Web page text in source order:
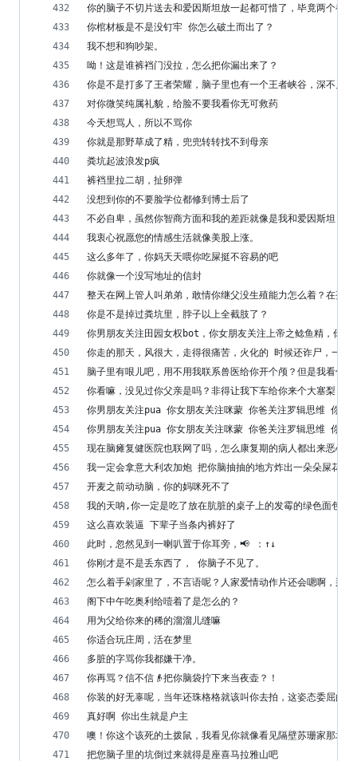
你的脑子不切片送去和爱因斯坦放一起都可惜了，毕竟两个都是
你棺材板是不是没钉牢 你怎么破土而出了？
我不想和狗吵架。
呦！这是谁裤裆门没拉，怎么把你漏出来了？
你是不是打多了王者荣耀，脑子里也有一个王者峡谷，深不见底
对你微笑纯属礼貌，给脸不要我看你无可救药
今天想骂人，所以不骂你
你就是那野草成了精，兜兜转转找不到母亲
粪坑起波浪发p疯
裤裆里拉二胡，扯卵弹
没想到你的不要脸学位都修到博士后了
不必自卑，虽然你智商方面和我的差距就像是我和爱因斯坦，
我衷心祝愿您的情感生活就像美股上涨。
这么多年了，你妈天天喂你吃屎挺不容易的吧
你就像一个没写地址的信封
整天在网上管人叫弟弟，敢情你继父没生殖能力怎么着？在孤
你是不是掉过粪坑里，脖子以上全截肢了？
你男朋友关注田园女权bot，你女朋友关注上帝之鲶鱼精，你
你走的那天，风很大，走得很痛苦，火化的 时候还诈尸，一
脑子里有哏儿吧，用不用我联系兽医给你开个颅？但是我看你
你看嘛，没见过你父亲是吗？非得让我下车给你来个大塞梨，
你男朋友关注pua 你女朋友关注咪蒙 你爸关注罗辑思维 你
你男朋友关注pua 你女朋友关注咪蒙 你爸关注罗辑思维 你
现在脑瘫复健医院也联网了吗，怎么康复期的病人都出来恶心人
我一定会拿意大利农加炮 把你脑抽抽的地方炸出一朵朵屎花
开麦之前动动脑，你的妈咪死不了
我的天呐,你一定是吃了放在肮脏的桌子上的发霉的绿色面包,
这么喜欢装逼 下辈子当条内裤好了
此时，忽然见到一喇叭置于你耳旁，📢 ：↑↓
你刚才是不是丢东西了， 你脑子不见了。
怎么着手剁家里了，不言语呢？人家爱情动作片还会嗯啊，那
阁下中午吃奥利给噎着了是怎么的？
用为父给你来的稀的溜溜儿缝嘛
你适合玩庄周，活在梦里
多脏的字骂你我都嫌干净。
你再骂？信不信👴把你脑袋拧下来当夜壶？！
你装的好无辜呢，当年还珠格格就该叫你去拍，这姿态委屈的
真好啊 你出生就是户主
噢！你这个该死的土拨鼠，我看见你就像看见隔壁苏珊家那坏
把您脑子里的坑倒过来就得是座喜马拉雅山吧